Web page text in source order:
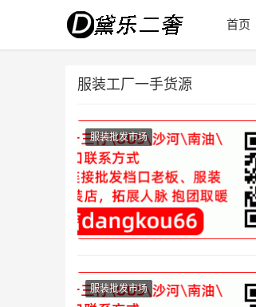
首页
服装工厂一手货源
服装批发市场
服装批发市场